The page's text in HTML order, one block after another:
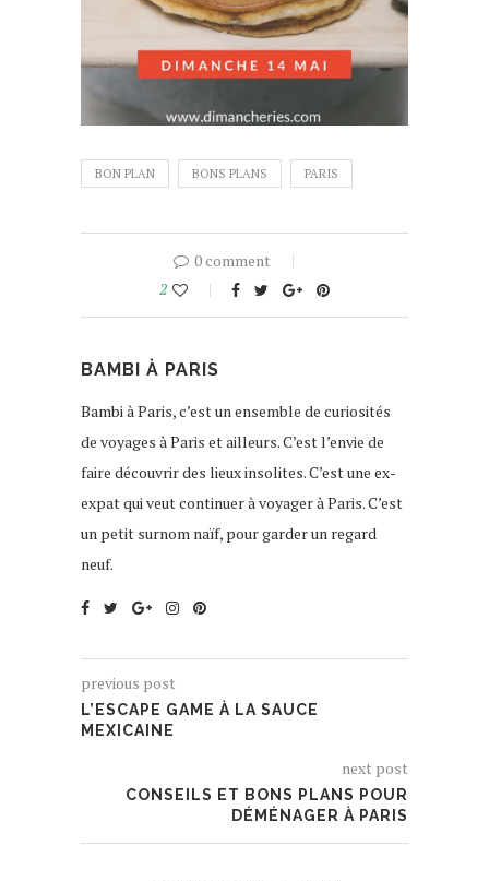
BON PLAN BONS PLANS PARIS
0 comment
2
BAMBI À PARIS
Bambi à Paris, c’est un ensemble de curiosités
de voyages à Paris et ailleurs. C’est l’envie de
faire découvrir des lieux insolites. C’est une ex-
expat qui veut continuer à voyager à Paris. C’est
un petit surnom naïf, pour garder un regard
neuf.
previous post
L’ESCAPE GAME À LA SAUCE
MEXICAINE
next post
CONSEILS ET BONS PLANS POUR
DÉMÉNAGER À PARIS